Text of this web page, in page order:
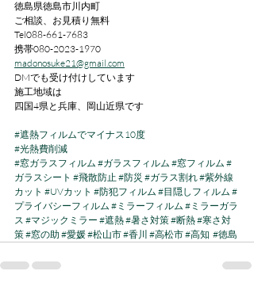
徳島県徳島市川内町
ご相談、お見積り無料
Tel088-661-7683
携帯080-2023-1970
madonosuke21@gmail.com
DMでも受け付けしています
施工地域は
四国4県と兵庫、岡山近県です
#遮熱フィルムでマイナス10度
#光熱費削減
#窓ガラスフィルム #ガラスフィルム #窓フィルム #
ガラスシート #飛散防止 #防災 #ガラス割れ#紫外線
カット #UVカット #防犯フィルム #目隠しフィルム #
プライバシーフィルム #ミラーフィルム #ミラーガラ
ス #マジックミラー #遮熱#暑さ対策#断熱#寒さ対
策#窓の助 #愛媛#松山市#香川 #高松市#高知 #徳島